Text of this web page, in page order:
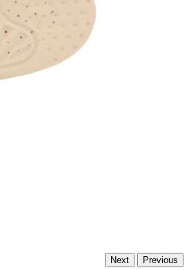
Previous
Next